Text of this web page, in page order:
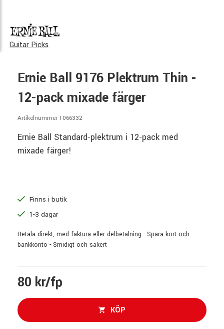
Guitar Picks
Ernie Ball 9176 Plektrum Thin -
12-pack mixade färger
Artikelnummer 1066332
Ernie Ball Standard-plektrum i 12-pack med
mixade färger!
Finns i butik
1-3 dagar
Betala direkt, med faktura eller delbetalning - Spara kort och
bankkonto - Smidigt och säkert
80 kr/fp
KÖP